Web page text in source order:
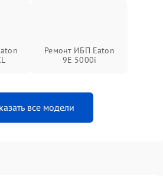
Ремонт ИБП Eaton
9E 5000i
все модели